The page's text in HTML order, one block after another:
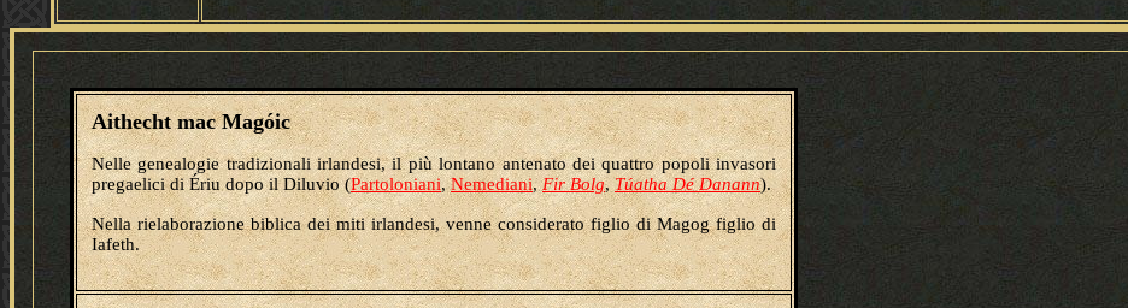
Aithecht mac Magóic
Nelle genealogie tradizionali irlandesi, il più lontano antenato dei quattro popoli invasori
pregaelici di Ériu dopo il Diluvio (Partoloniani,Nemediani,Fir Bolg,Túatha Dé Danann).
Nella rielaborazione biblica dei miti irlandesi, venne considerato figlio di Magog figlio di
Iafeth.